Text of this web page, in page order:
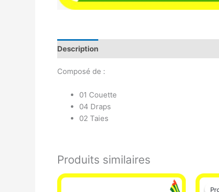
Description
Composé de :
01 Couette
04 Draps
02 Taies
Produits similaires